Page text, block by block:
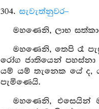
304. සැවැත්නුවර–
මහණෙනි, ලාභ
මහණෙනි, තෙපි රෑ
රෝග ජාතියෙන්
යම් යම් තැනෙක යේ ද,
පැමිණෙයි.
මහණෙනි, එසෙයින්